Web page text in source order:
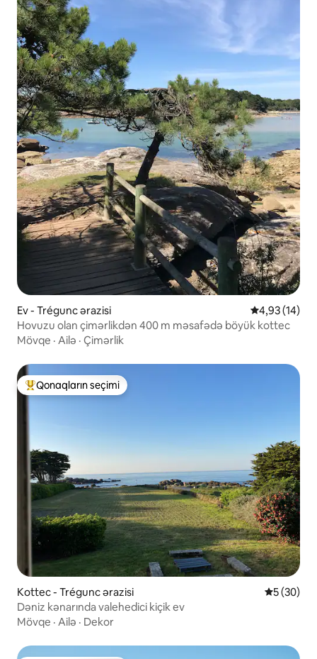
Ev - Trégunc ərazisi Ortalama
4,93 (14)
Hovuzu olan çimərlikdən 400 m məsafədə böyük kottec
Mövqe · Ailə · Çimərlik
Populyar "Qonaqların seçimi"
Qonaqların seçimi
Kottec - Trégunc ərazisi Ortalama
5 (30)
Dəniz kənarında valehedici kiçik ev
Mövqe · Ailə · Dekor